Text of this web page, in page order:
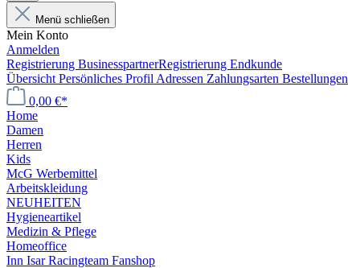
Menü schließen
Mein Konto
Anmelden
Registrierung BusinesspartnerRegistrierung Endkunde
Übersicht Persönliches Profil Adressen Zahlungsarten Bestellungen
0,00 €*
Home
Damen
Herren
Kids
McG Werbemittel
Arbeitskleidung
NEUHEITEN
Hygieneartikel
Medizin & Pflege
Homeoffice
Inn Isar Racingteam Fanshop